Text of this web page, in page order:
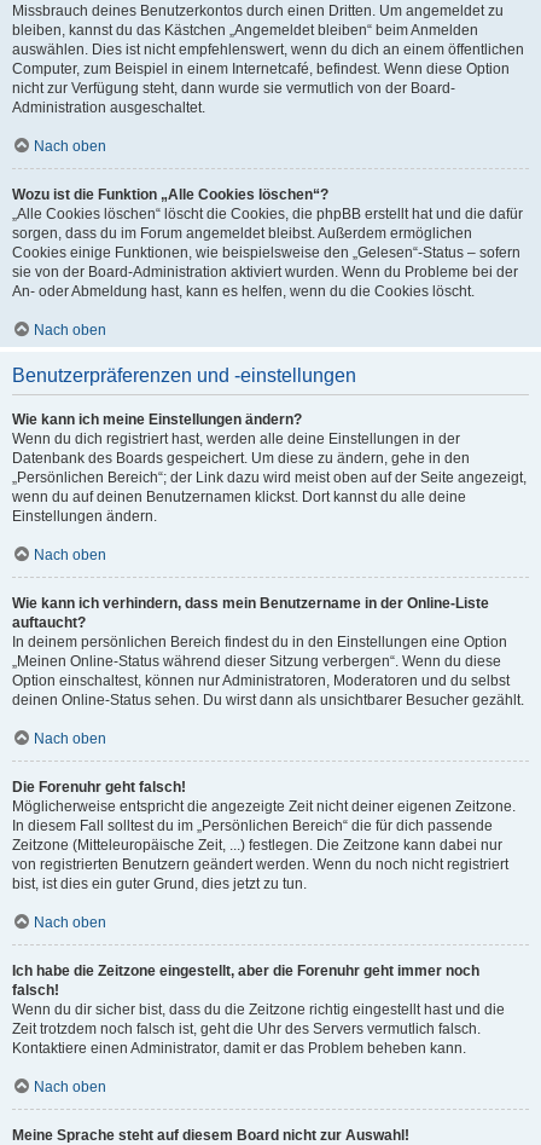
Missbrauch deines Benutzerkontos durch einen Dritten. Um angemeldet zu
bleiben, kannst du das Kästchen „Angemeldet bleiben“ beim Anmelden
auswählen. Dies ist nicht empfehlenswert, wenn du dich an einem öffentlichen
Computer, zum Beispiel in einem Internetcafé, befindest. Wenn diese Option
nicht zur Verfügung steht, dann wurde sie vermutlich von der Board-
Administration ausgeschaltet.
Nach oben
Wozu ist die Funktion „Alle Cookies löschen“?
„Alle Cookies löschen“ löscht die Cookies, die phpBB erstellt hat und die dafür
sorgen, dass du im Forum angemeldet bleibst. Außerdem ermöglichen
Cookies einige Funktionen, wie beispielsweise den „Gelesen“-Status – sofern
sie von der Board-Administration aktiviert wurden. Wenn du Probleme bei der
An- oder Abmeldung hast, kann es helfen, wenn du die Cookies löscht.
Nach oben
Benutzerpräferenzen und -einstellungen
Wie kann ich meine Einstellungen ändern?
Wenn du dich registriert hast, werden alle deine Einstellungen in der
Datenbank des Boards gespeichert. Um diese zu ändern, gehe in den
„Persönlichen Bereich“; der Link dazu wird meist oben auf der Seite angezeigt,
wenn du auf deinen Benutzernamen klickst. Dort kannst du alle deine
Einstellungen ändern.
Nach oben
Wie kann ich verhindern, dass mein Benutzername in der Online-Liste
auftaucht?
In deinem persönlichen Bereich findest du in den Einstellungen eine Option
„Meinen Online-Status während dieser Sitzung verbergen“. Wenn du diese
Option einschaltest, können nur Administratoren, Moderatoren und du selbst
deinen Online-Status sehen. Du wirst dann als unsichtbarer Besucher gezählt.
Nach oben
Die Forenuhr geht falsch!
Möglicherweise entspricht die angezeigte Zeit nicht deiner eigenen Zeitzone.
In diesem Fall solltest du im „Persönlichen Bereich“ die für dich passende
Zeitzone (Mitteleuropäische Zeit, ...) festlegen. Die Zeitzone kann dabei nur
von registrierten Benutzern geändert werden. Wenn du noch nicht registriert
bist, ist dies ein guter Grund, dies jetzt zu tun.
Nach oben
Ich habe die Zeitzone eingestellt, aber die Forenuhr geht immer noch
falsch!
Wenn du dir sicher bist, dass du die Zeitzone richtig eingestellt hast und die
Zeit trotzdem noch falsch ist, geht die Uhr des Servers vermutlich falsch.
Kontaktiere einen Administrator, damit er das Problem beheben kann.
Nach oben
Meine Sprache steht auf diesem Board nicht zur Auswahl!